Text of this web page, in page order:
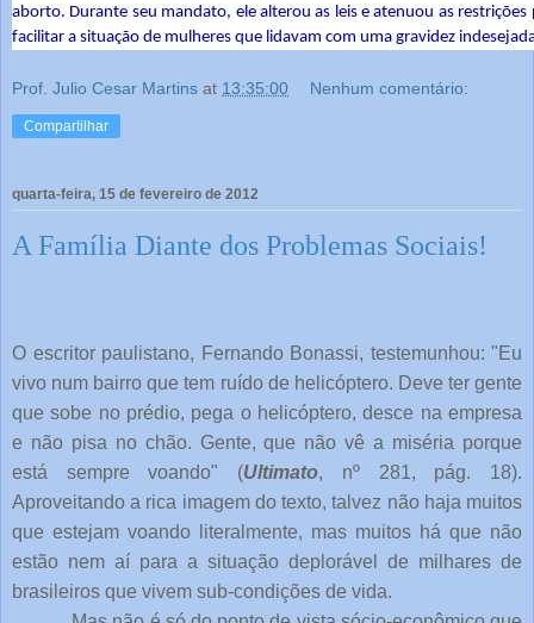
aborto. Durante seu mandato, ele alterou as leis e atenuou as
facilitar a situação de mulheres que lidavam com uma gravidez
Prof. Julio Cesar Martins at 13:35:00 Nenhum comentário:
Compartilhar
quarta-feira, 15 de fevereiro de 2012
A Família Diante dos Problemas Sociais!
O escritor paulistano, Fernando Bonassi, testemunhou: "Eu
vivo num bairro que tem ruído de helicóptero. Deve ter gente
que sobe no prédio, pega o helicóptero, desce na empresa
e não pisa no chão. Gente, que não vê a miséria porque
está sempre voando" (Ultimato, nº 281, pág. 18).
Aproveitando a rica imagem do texto, talvez não haja muitos
que estejam voando literalmente, mas muitos há que não
estão nem aí para a situação deplorável de milhares de
brasileiros que vivem sub-condições de vida.